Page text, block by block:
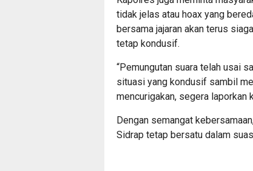
tidak jelas atau hoax yang
bersama jajaran akan terus
tetap kondusif.
“Pemungutan suara telah usai
situasi yang kondusif sambil
mencurigakan, segera laporkan
Dengan semangat
Sidrap tetap bersatu dalam